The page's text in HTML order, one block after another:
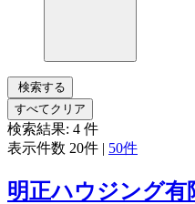
検索する
すべてクリア
検索結果: 4 件
表示件数 20件 | 50件
明正ハウジング有